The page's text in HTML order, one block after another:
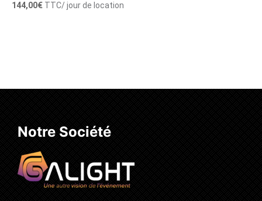
144,00€ TTC/ jour de location
Notre Société